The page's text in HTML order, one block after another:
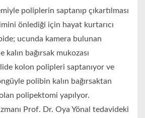
poliplerin saptanıp çıkartılması
önlediği için hayat kurtarıcı
ucunda kamera bulunan
bağırsak mukozası
kolon polipleri saptanıyor ve
polibin kalın bağırsaktan
polipektomi yapılyor.
Prof. Dr. Oya Yönal tedavideki